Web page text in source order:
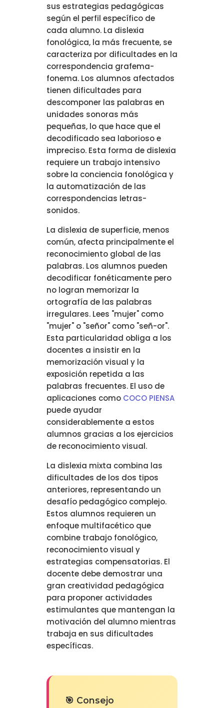
sus estrategias pedagógicas
según el perfil específico de
cada alumno. La dislexia
fonológica, la más frecuente, se
caracteriza por dificultades en la
correspondencia grafema-
fonema. Los alumnos afectados
tienen dificultades para
descomponer las palabras en
unidades sonoras más
pequeñas, lo que hace que el
decodificado sea laborioso e
impreciso. Esta forma de dislexia
requiere un trabajo intensivo
sobre la conciencia fonológica y
la automatización de las
correspondencias letras-
sonidos.
La dislexia de superficie, menos
común, afecta principalmente el
reconocimiento global de las
palabras. Los alumnos pueden
decodificar fonéticamente pero
no logran memorizar la
ortografía de las palabras
irregulares. Lees "mujer" como
"mujer" o "señor" como "señ-or".
Esta particularidad obliga a los
docentes a insistir en la
memorización visual y la
exposición repetida a las
palabras frecuentes. El uso de
aplicaciones como COCO PIENSA
puede ayudar
considerablemente a estos
alumnos gracias a los ejercicios
de reconocimiento visual.
La dislexia mixta combina las
dificultades de los dos tipos
anteriores, representando un
desafío pedagógico complejo.
Estos alumnos requieren un
enfoque multifacético que
combine trabajo fonológico,
reconocimiento visual y
estrategias compensatorias. El
docente debe demostrar una
gran creatividad pedagógica
para proponer actividades
estimulantes que mantengan la
motivación del alumno mientras
trabaja en sus dificultades
específicas.
🎯 Consejo